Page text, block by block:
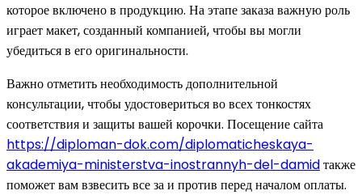
которое включено в продукцию. На этапе заказа важную роль
играет макет, созданный компанией, чтобы вы могли
убедиться в его оригинальности.
Важно отметить необходимость дополнительной
консультации, чтобы удостовериться во всех тонкостях
соответствия и защиты вашей корочки. Посещение сайта
https://diploman-dok.com/diplomaticheskaya-
akademiya-ministerstva-inostrannyh-del-damidтакже
поможет вам взвесить все за и против перед началом оплаты.